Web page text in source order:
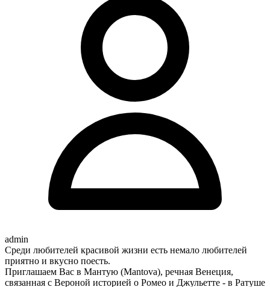
admin
Среди любителей красивой жизни есть немало любителей
приятно и вкусно поесть.
Приглашаем Вас в Мантую (Mantova), речная Венеция,
связанная с Вероной историей о Ромео и Джульетте - в Ратуше